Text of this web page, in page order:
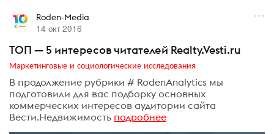
Roden-Media
14 окт 2016
ТОП — 5 интересов читателей Realty.Vesti.ru
Маркетинговые и социологические исследования
В продолжение рубрики # RodenAnalytics мы
подготовили для вас подборку основных
коммерческих интересов аудитории сайта
Вести.Недвижимость подробнее